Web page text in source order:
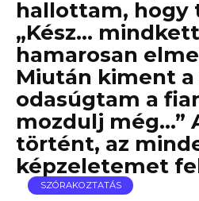
hallottam, hogy
„Kész…
hamarosan
Miután kiment a
odasúgtam a
mozdulj még…”
történt, az
képzeletemet
SZÓRAKOZTATÁS